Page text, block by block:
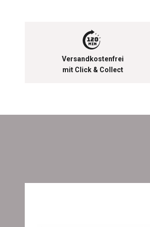
Versandkostenfrei
mit Click & Collect